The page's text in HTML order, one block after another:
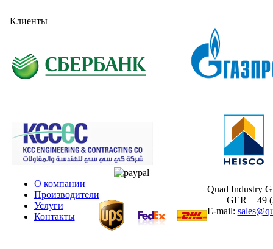
Клиенты
О компании
Производители
Услуги
Контакты
Quad Industry
GER + 49
E-mail: